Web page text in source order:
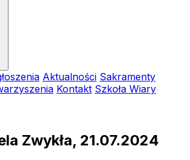
Aktualności Sakramenty
Kontakt Szkoła Wiary
Zwykła, 21.07.2024